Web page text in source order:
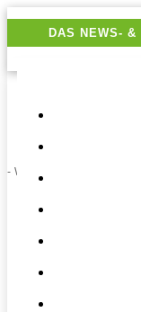
DAS NEWS- &
- Werbung -